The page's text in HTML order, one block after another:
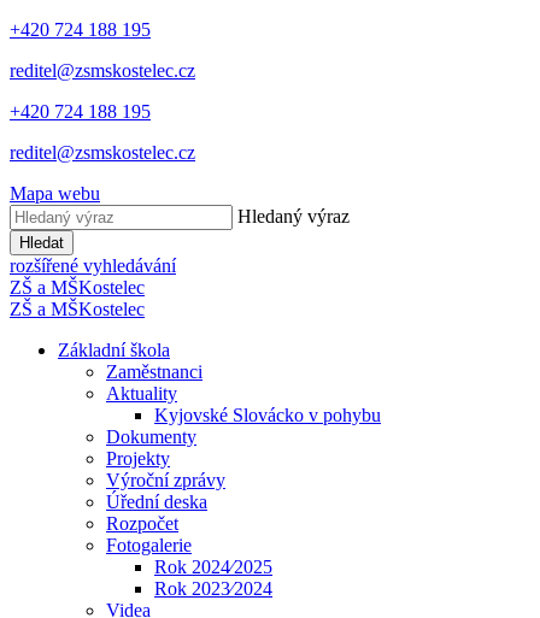
+420 724 188 195
reditel@zsmskostelec.cz
+420 724 188 195
reditel@zsmskostelec.cz
Mapa webu
Hledaný výraz
Hledat
rozšířené vyhledávání
ZŠ a MŠKostelec
ZŠ a MŠKostelec
Základní škola
Zaměstnanci
Aktuality
Kyjovské Slovácko v pohybu
Dokumenty
Projekty
Výroční zprávy
Úřední deska
Rozpočet
Fotogalerie
Rok 2024⁄2025
Rok 2023⁄2024
Videa